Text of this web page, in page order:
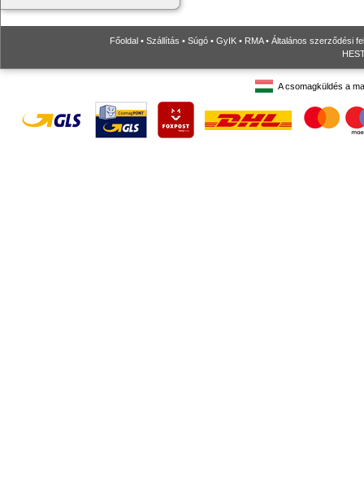
Főoldal • Szállítás • Súgó • GyIK • RMA• Általános szerződési
A csomagküldés a